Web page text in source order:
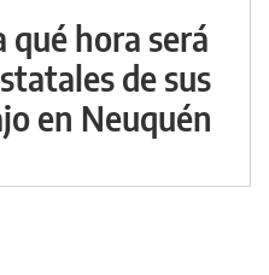
qué hora será
de sus
en Neuquén